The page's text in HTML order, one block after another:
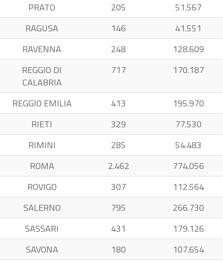
PRATO
205
51.567
RAGUSA
146
41.551
RAVENNA
248
128.609
REGGIO DI
CALABRIA
717 170.187
REGGIO EMILIA 413
195.970
RIETI
329
77.530
RIMINI
285
54.483
ROMA
2.462
774.056
ROVIGO
307
112.564
SALERNO
795
266.730
SASSARI
431
179.126
SAVONA
180
107.654